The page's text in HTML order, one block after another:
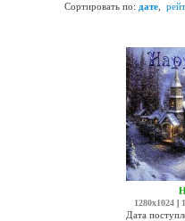
Сортировать по: дате
1280x1024|
Дата